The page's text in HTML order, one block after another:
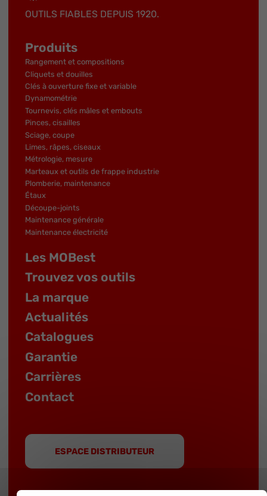
OUTILS FIABLES DEPUIS 1920.
Produits
Rangement et compositions
Cliquets et douilles
Clés à ouverture fixe et variable
Dynamométrie
Tournevis, clés mâles et embouts
Pinces, cisailles
Sciage, coupe
Limes, râpes, ciseaux
Métrologie, mesure
Marteaux et outils de frappe industrie
Plomberie, maintenance
Étaux
Découpe-joints
Maintenance générale
Maintenance électricité
Les MOBest
Trouvez vos outils
La marque
Actualités
Catalogues
Garantie
Carrières
Contact
ESPACE DISTRIBUTEUR